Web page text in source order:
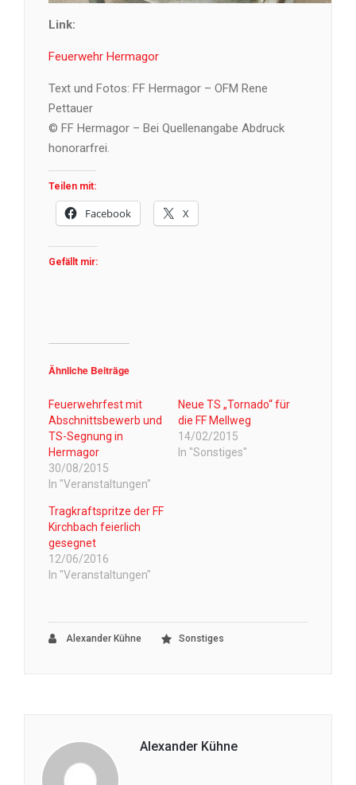
Link:
Feuerwehr Hermagor
Text und Fotos: FF Hermagor – OFM Rene
Pettauer
© FF Hermagor – Bei Quellenangabe Abdruck
honorarfrei.
Teilen mit:
Facebook X
Gefällt mir:
Ähnliche Beiträge
Feuerwehrfest mit
Abschnittsbewerb und
TS-Segnung in
Hermagor
30/08/2015
In "Veranstaltungen"
Neue TS „Tornado“ für
die FF Mellweg
14/02/2015
In "Sonstiges"
Tragkraftspritze der FF
Kirchbach feierlich
gesegnet
12/06/2016
In "Veranstaltungen"
Alexander Kühne Sonstiges
Alexander Kühne